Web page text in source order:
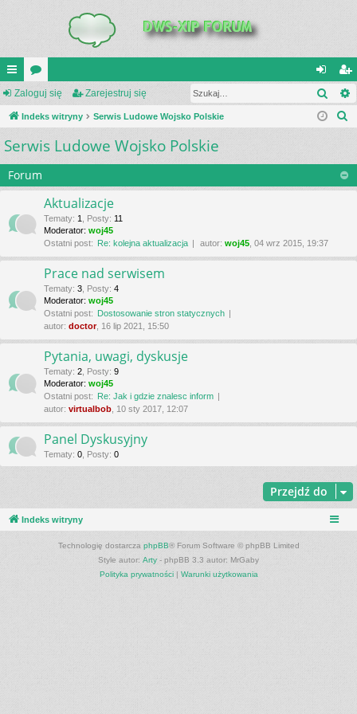
UI
C
K
_L
IN
or
a
al
og
si
ę
ar
ej
tru
j
Zaloguj się Zarejestruj się
Indeks witryny Serwis Ludowe Wojsko Polskie
a
Serwis Ludowe Wojsko Polskie
Forum
Aktualizacje
Tematy: 1 Posty: 11
Moderator: woj45
Ostatni post: Re: kolejna aktualizacja autor: woj45 , 04 wrz 2015, 19:37
Prace nad serwisem
Tematy: 3 Posty: 4
Moderator: woj45
Ostatni post: Dostosowanie stron statycznych
autor: doctor, 16 lip 2021, 15:50
Pytania, uwagi, dyskusje
Tematy: 2 Posty: 9
Moderator: woj45
Ostatni post: Re: Jak i gdzie znalesc inform
autor: virtualbob , 10 sty 2017, 12:07
Panel Dyskusyjny
Tematy: 0 Posty: 0
Przejdź do
Indeks witryny
Technologię dostarcza phpBB® Forum Software © phpBB Limited
Style autor: Arty - phpBB 3.3 autor: MrGaby
Polityka prywatności| Warunki użytkowania